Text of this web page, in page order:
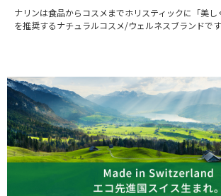
ナリンは食品からコスメまでホリスティックに「美し
を推奨するナチュラルコスメ/ウェルネスブランドです